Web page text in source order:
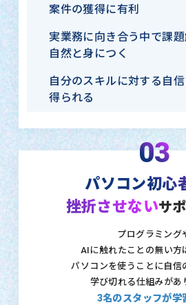
案件の獲得に有利
実業務に向き合う中で課
自然と身につく
自分のスキルに対する自
得られる
03
パソコン初心
挫折させないサ
プログラミング
AIに触れたことの無い方
パソコンを使うことに自信
学び切れる仕組みがあ
3名のスタッフが学